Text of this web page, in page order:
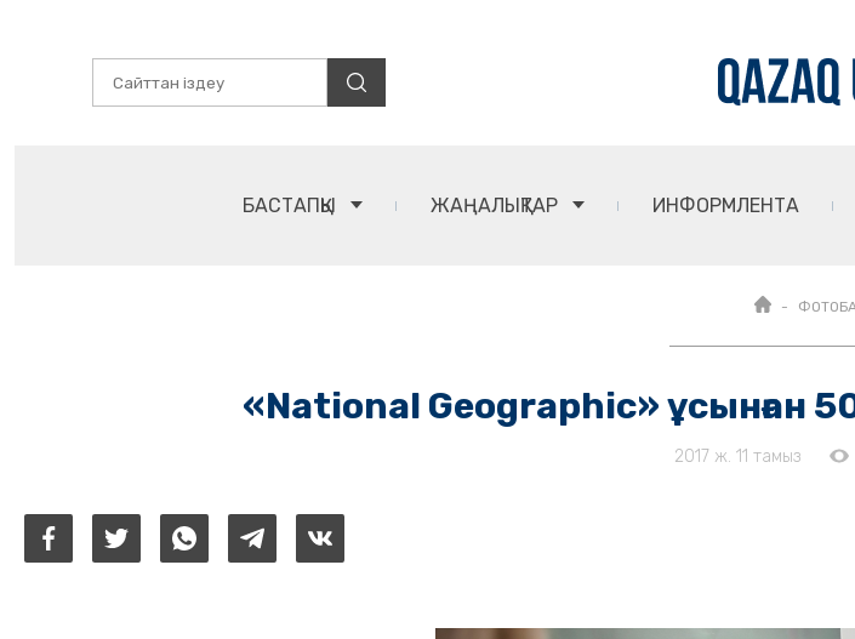
БАСТАПҚЫ ЖАҢАЛЫҚТАР ИНФОРМЛЕНТА
«National Geographic» ұсынған
2017 ж. 11 тамыз